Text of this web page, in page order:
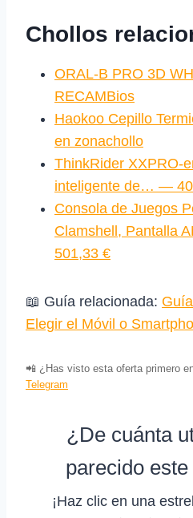
Chollos
ORAL‑B PRO 3D
RECAMBios
Haokoo Cepillo
en zonachollo
ThinkRider XXPRO-
inteligente de… —
Consola de Juegos
Clamshell, Pantalla
501,33 €
📖 Guía relacionada:
Elegir el Móvil o
📲 ¿Has visto esta oferta primero
Telegram
¿De cuánta
parecido
¡Haz clic en una